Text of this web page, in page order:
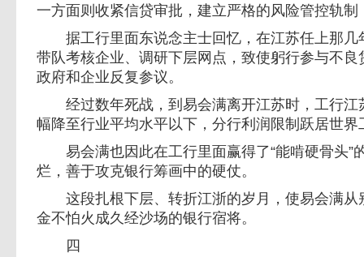
一方面则收紧信贷审批，建立严格的风险管控轨
据工行里面东说念主士回忆，在江苏任上那几
带队考核企业、调研下层网点，致使躬行参与不
政府和企业反复参议。
经过数年死战，到易会满离开江苏时，工行江
幅降至行业平均水平以下，分行利润限制跃居世界
易会满也因此在工行里面赢得了“能啃硬骨头”
烂，善于攻克银行筹画中的硬仗。
这段扎根下层、转折江浙的岁月，使易会满从
金不怕火成久经沙场的银行宿将。
四